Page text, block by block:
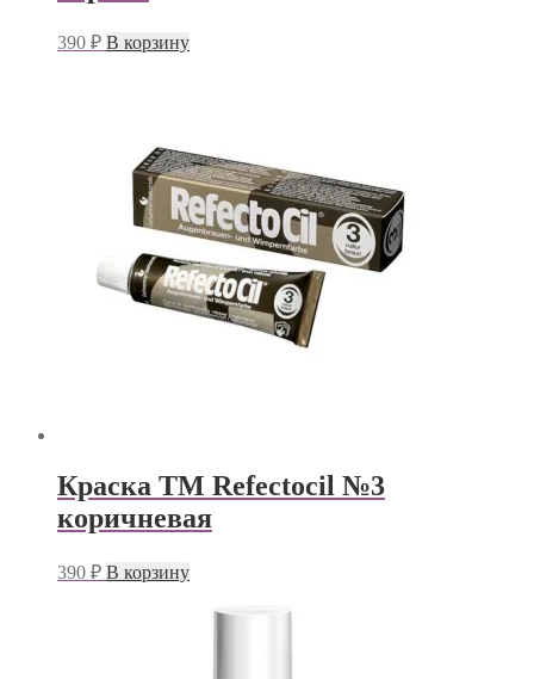
390 ₽ В корзину
Краска TM Refectocil №3
коричневая
390 ₽ В корзину